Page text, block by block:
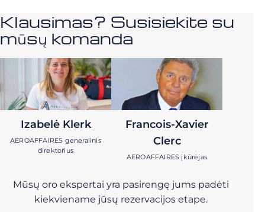
Klausimas? Susisiekite su
mūsų komanda
Izabelė Klerk
AEROAFFAIRES generalinis
direktorius
Francois-Xavier
Clerc
AEROAFFAIRES įkūrėjas
Mūsų oro ekspertai yra pasirengę jums padėti
kiekviename jūsų rezervacijos etape.